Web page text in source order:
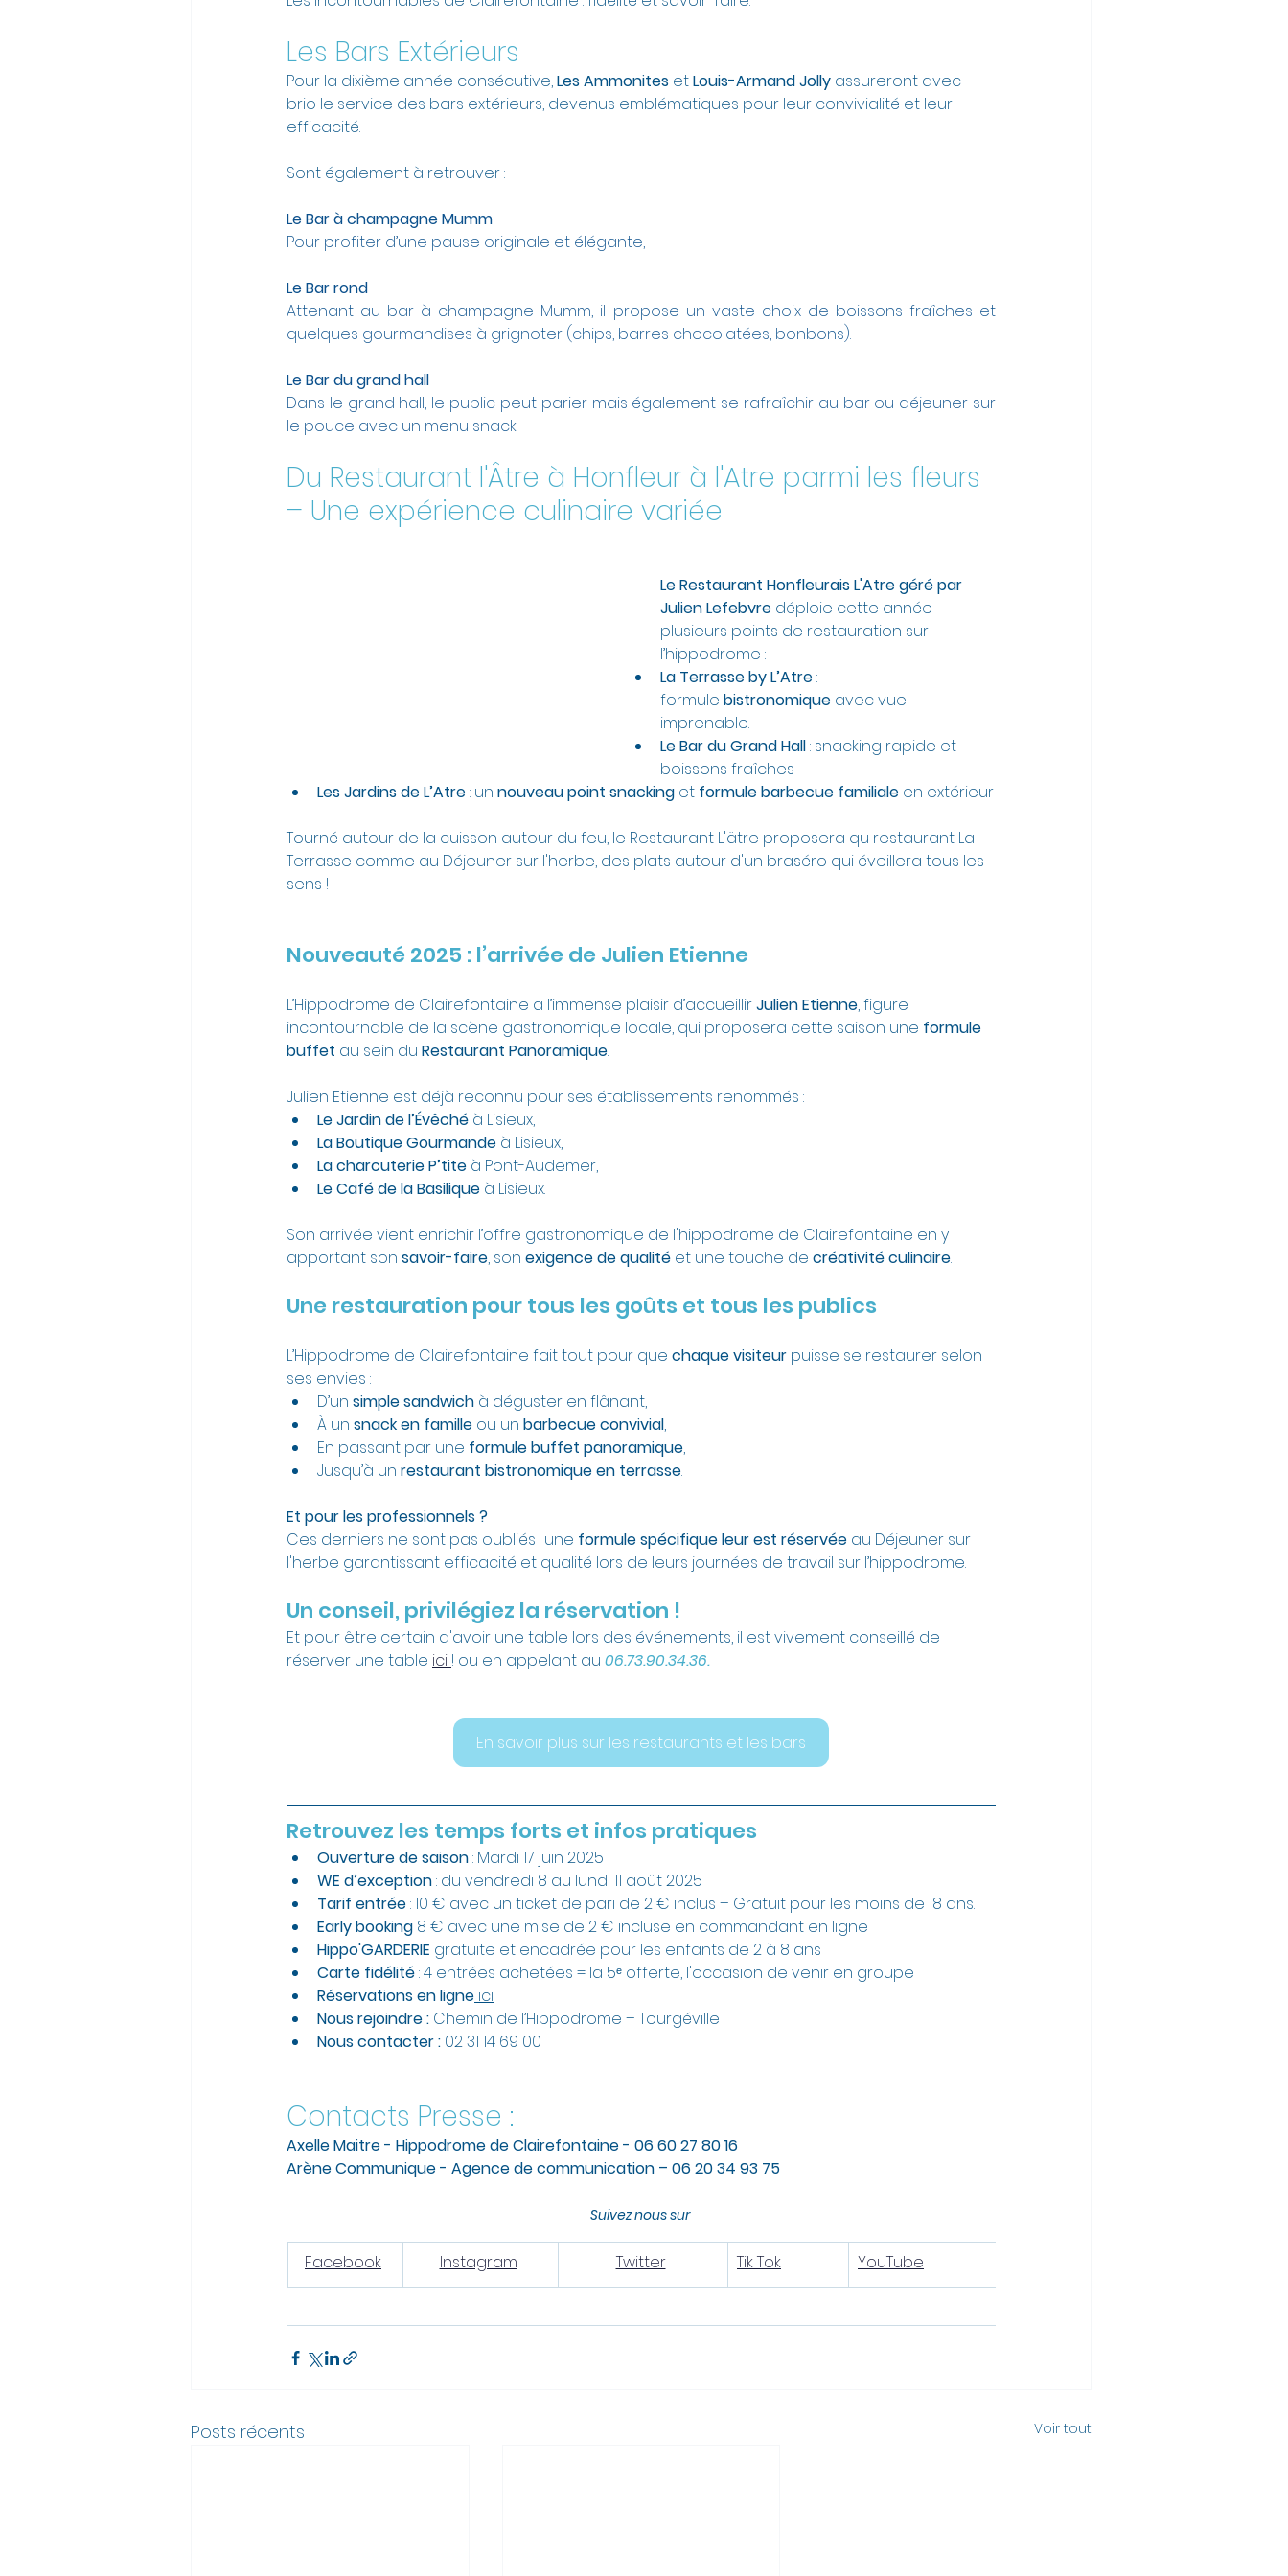
Les Bars Extérieurs
Pour la dixième année consécutive, Les Ammonites et Louis-Armand Jolly assureront avec
brio le service des bars extérieurs, devenus emblématiques pour leur convivialité et leur
efficacité.
Sont également à retrouver :
Le Bar à champagne Mumm
Pour profiter d’une pause originale et élégante,
Le Bar rond
Attenant au bar à champagne Mumm, il propose un vaste choix de boissons fraîches et
quelques gourmandises à grignoter (chips, barres chocolatées, bonbons).
Le Bar du grand hall
Dans le grand hall, le public peut parier mais également se rafraîchir au bar ou déjeuner sur
le pouce avec un menu snack.
Du Restaurant l'Âtre à Honfleur à l'Atre parmi les fleurs
– Une expérience culinaire variée
Le Restaurant Honfleurais L'Atre géré par
Julien Lefebvre déploie cette année
plusieurs points de restauration sur
l’hippodrome :
La Terrasse by L’Atre :
formule bistronomique avec vue
imprenable.
Le Bar du Grand Hall : snacking rapide et
boissons fraîches
Les Jardins de L’Atre : un nouveau point snacking et formule barbecue familiale en extérieur
Tourné autour de la cuisson autour du feu, le Restaurant L'ätre proposera qu restaurant La
Terrasse comme au Déjeuner sur l'herbe, des plats autour d'un braséro qui éveillera tous les
sens !
Nouveauté 2025 : l’arrivée de Julien Etienne
L’Hippodrome de Clairefontaine a l’immense plaisir d’accueillir Julien Etienne, figure
incontournable de la scène gastronomique locale, qui proposera cette saison une formule
buffet au sein du Restaurant Panoramique.
Julien Etienne est déjà reconnu pour ses établissements renommés :
Le Jardin de l’Évêché à Lisieux,
La Boutique Gourmande à Lisieux,
La charcuterie P’tite à Pont-Audemer,
Le Café de la Basilique à Lisieux.
Son arrivée vient enrichir l’offre gastronomique de l'hippodrome de Clairefontaine en y
apportant son savoir-faire, son exigence de qualité et une touche de créativité culinaire.
Une restauration pour tous les goûts et tous les publics
L’Hippodrome de Clairefontaine fait tout pour que chaque visiteur puisse se restaurer selon
ses envies :
D’un simple sandwich à déguster en flânant,
À un snack en famille ou un barbecue convivial,
En passant par une formule buffet panoramique,
Jusqu’à un restaurant bistronomique en terrasse.
Et pour les professionnels ?
Ces derniers ne sont pas oubliés : une formule spécifique leur est réservée au Déjeuner sur
l'herbe garantissant efficacité et qualité lors de leurs journées de travail sur l’hippodrome.
Un conseil, privilégiez la réservation !
Et pour être certain d'avoir une table lors des événements, il est vivement conseillé de
réserver une table ici ! ou en appelant au 06.73.90.34.36.
En savoir plus sur les restaurants et les bars
Retrouvez les temps forts et infos pratiques
Ouverture de saison : Mardi 17 juin 2025
WE d’exception : du vendredi 8 au lundi 11 août 2025
Tarif entrée : 10 € avec un ticket de pari de 2 € inclus – Gratuit pour les moins de 18 ans.
Early booking 8 € avec une mise de 2 € incluse en commandant en ligne
Hippo'GARDERIE gratuite et encadrée pour les enfants de 2 à 8 ans
Carte fidélité : 4 entrées achetées = la 5ᵉ offerte, l'occasion de venir en groupe
Réservations en ligne ici
Nous rejoindre : Chemin de l’Hippodrome – Tourgéville
Nous contacter : 02 31 14 69 00
Contacts Presse :
Axelle Maitre - Hippodrome de Clairefontaine - 06 60 27 80 16
Arène Communique - Agence de communication – 06 20 34 93 75
Suivez nous sur
Facebook Instagram Twitter ​Tik Tok YouTube
Posts récents Voir tout